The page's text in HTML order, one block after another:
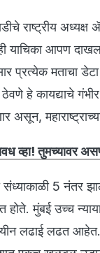
राष्ट्रीय
ही याचिका आपण
प्रत्येक मताचा
ठेवणे हे कायद्याचे
असून,
व्हा! तुमच्यावर
5 नंतर
मुंबई उच्च
लढाई लढत